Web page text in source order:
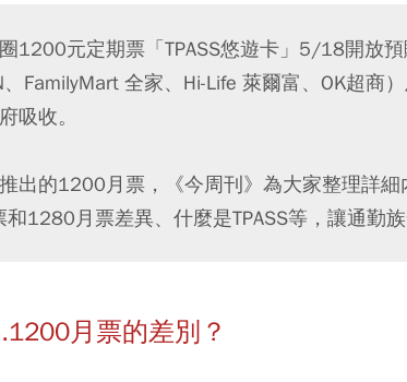
1200元定期票「TPASS悠遊卡」5/18開放
、FamilyMart 全家、Hi-Life 萊爾富、OK超商
吸收。
出的1200月票，《今周刊》為大家整理詳
1280月票差異、什麼是TPASS等，讓通勤族
月票的差別？